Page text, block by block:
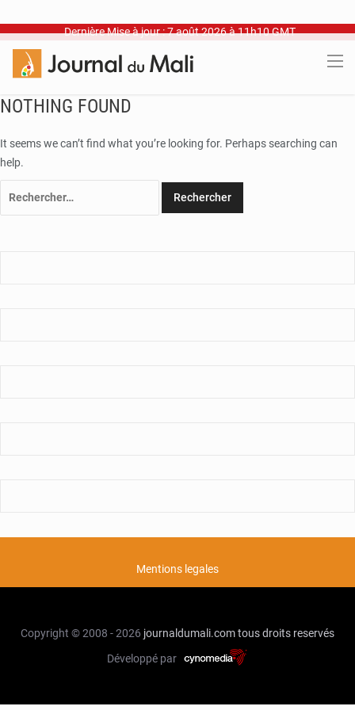
Dernière Mise à jour : 7 août 2026 à 11h10 GMT
NOTHING FOUND
It seems we can’t find what you’re looking for. Perhaps searching can
help.
Mentions legales
Copyright © 2008 - 2026 journaldumali.comtous droits reservés
Développé par